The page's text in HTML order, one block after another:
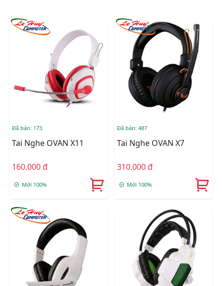
Đã bán: 173
Tai Nghe OVAN X11
160.000 đ
Mới 100%
Đã bán: 487
Tai Nghe OVAN X7
310.000 đ
Mới 100%